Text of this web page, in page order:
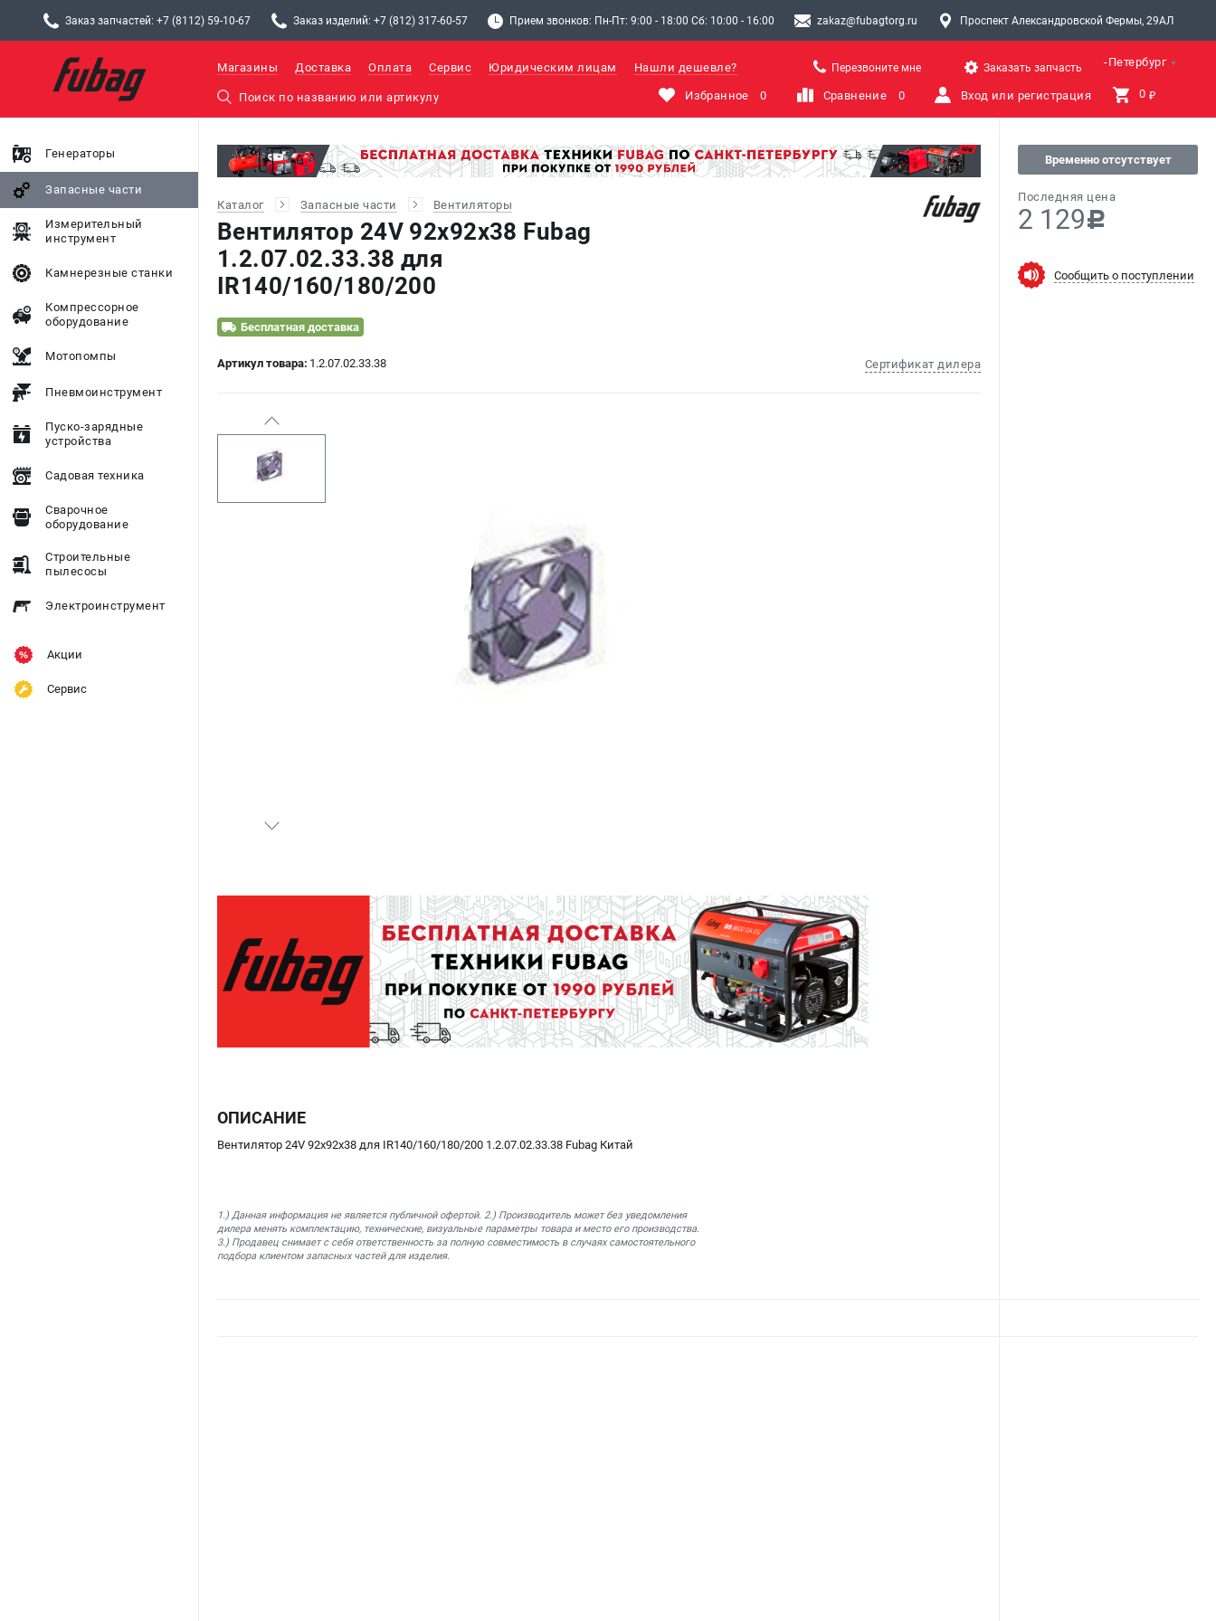
Заказ запчастей: +7 (8112) 59-10-67 Заказ изделий: +7 (812) 317-60-57 Прием звонков: Пн-Пт: 9:00 - 18:00 Сб: 10:00 - 16:00 zakaz@fubagtorg.ru Проспект Александровской Фермы, 29АЛ
Санкт-Петербург
Магазины Доставка Оплата Сервис Юридическим лицам Нашли дешевле? Перезвоните мне Заказать запчасть
Избранное 0 Сравнение 0 Вход или регистрация 0 ₽
Генераторы
Запасные части
Измерительный
инструмент
Камнерезные станки
Компрессорное
оборудование
Мотопомпы
Пневмоинструмент
Пуско-зарядные
устройства
Садовая техника
Сварочное
оборудование
Строительные
пылесосы
Электроинструмент
Акции
Сервис
Каталог Запасные части Вентиляторы
Вентилятор 24V 92х92х38 Fubag
1.2.07.02.33.38 для
IR140/160/180/200
Бесплатная доставка
Артикул товара: 1.2.07.02.33.38 Сертификат дилера
Временно отсутствует
Последняя цена
2 129c
Сообщить о поступлении
ОПИСАНИЕ
Вентилятор 24V 92х92х38 для IR140/160/180/200 1.2.07.02.33.38 Fubag Китай
1.) Данная информация не является публичной офертой. 2.) Производитель может без уведомления
дилера менять комплектацию, технические, визуальные параметры товара и место его производства.
3.) Продавец снимает с себя ответственность за полную совместимость в случаях самостоятельного
подбора клиентом запасных частей для изделия.